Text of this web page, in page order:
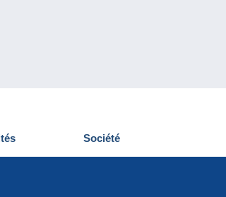
Société
Qui sommes-nous